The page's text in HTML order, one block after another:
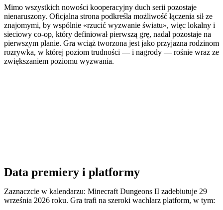
Mimo wszystkich nowości kooperacyjny duch serii pozostaje
nienaruszony. Oficjalna strona podkreśla możliwość łączenia sił ze
znajomymi, by wspólnie «rzucić wyzwanie światu», więc lokalny i
sieciowy co-op, który definiował pierwszą grę, nadal pozostaje na
pierwszym planie. Gra wciąż tworzona jest jako przyjazna rodzinom
rozrywka, w której poziom trudności — i nagrody — rośnie wraz ze
zwiększaniem poziomu wyzwania.
Data premiery i platformy
Zaznaczcie w kalendarzu: Minecraft Dungeons II zadebiutuje 29
września 2026 roku. Gra trafi na szeroki wachlarz platform, w tym: